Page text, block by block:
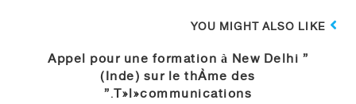
YOU MIGHT ALSO LIKE
” Appel pour une formation à New Delhi
(Inde) sur le thème des
Télécommunications.”